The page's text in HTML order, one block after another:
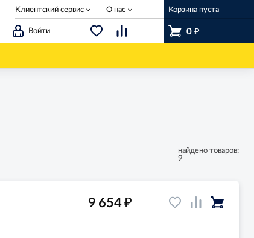
Войти
Корзина пуста
0 ₽
Клиентский сервис О нас
найдено товаров:
9
9 654₽